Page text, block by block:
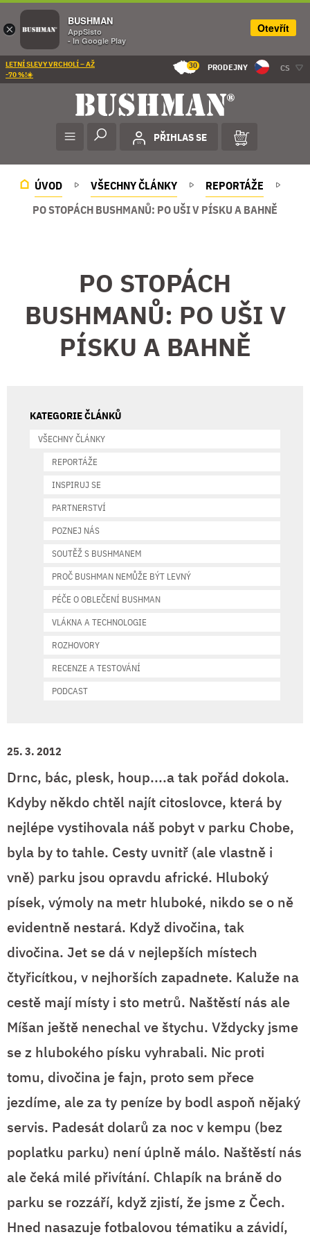
LETNÍ SLEVY VRCHOLÍ – AŽ
-70 %!☀️
30 PRODEJNY CS
PŘIHLAS SE
ÚVOD VŠECHNY ČLÁNKY
REPORTÁŽE
PO STOPÁCH BUSHMANŮ: PO UŠI V PÍSKU A BAHNĚ
PO STOPÁCH
BUSHMANŮ: PO UŠI V
PÍSKU A BAHNĚ
25. 3. 2012
Drnc, bác, plesk, houp....a tak pořád dokola.
Kdyby někdo chtěl najít citoslovce, která by
nejlépe vystihovala náš pobyt v parku Chobe,
byla by to tahle. Cesty uvnitř (ale vlastně i
vně) parku jsou opravdu africké. Hluboký
písek, výmoly na metr hluboké, nikdo se o ně
evidentně nestará. Když divočina, tak
divočina. Jet se dá v nejlepších místech
čtyřicítkou, v nejhorších zapadnete. Kaluže na
cestě mají místy i sto metrů. Naštěstí nás ale
Míšan ještě nenechal ve štychu. Vždycky jsme
se z hlubokého písku vyhrabali. Nic proti
tomu, divočina je fajn, proto sem přece
jezdíme, ale za ty peníze by bodl aspoň nějaký
servis. Padesát dolarů za noc v kempu (bez
poplatku parku) není úplně málo. Naštěstí nás
ale čeká milé přivítání. Chlapík na bráně do
parku se rozzáří, když zjistí, že jsme z Čech.
Hned nasazuje fotbalovou tématiku a závidí,
KATEGORIE ČLÁNKŮ
VŠECHNY ČLÁNKY
REPORTÁŽE
INSPIRUJ SE
PARTNERSTVÍ
POZNEJ NÁS
SOUTĚŽ S BUSHMANEM
PROČ BUSHMAN NEMŮŽE BÝT LEVNÝ
PÉČE O OBLEČENÍ BUSHMAN
VLÁKNA A TECHNOLOGIE
ROZHOVORY
RECENZE A TESTOVÁNÍ
PODCAST
×
BUSHMAN
AppSisto
- In Google Play
Otevřít